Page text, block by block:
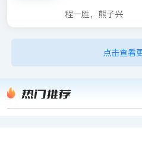
争激烈影响，收
滑。
等产品收入出现
应链实现营业收
发-验证-流通-服务
公司2024年研发
疫苗、基因工程
重点推动市场首
投资建议
型养殖集团的战
争激烈影响，收
下降28.26%，主
应链实现营业收
6%。公司完成对
公司2024年研发
比例7.76%，新
康问题，医疗需
宠物老龄化加速
2023》发现，保
第一。我们认为
的行业趋势，布
受益。
猫三联疫苗、环
略合作，借助瑞
股权和在原40%
物的股权，布局
2）普莱柯：据公
生物制品及药品
疫苗和驱虫、皮
热、犬细小病毒
段。
3）海正药业：据
平（抗菌）”等药
供产品和服务。公
投资建议
2025年4月3日，
0%，扣非归母净
投资要点:
兽用生物制品业
料药业务小幅下
程一胜，熊子兴
点击查看
热门推荐